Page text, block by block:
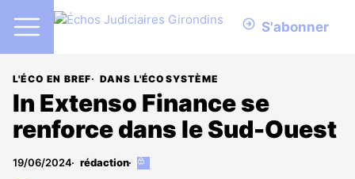
S'abonner
L'ÉCO EN BREF DANS L'ÉCOSYSTÈME
In Extenso Finance se
renforce dans le Sud-Ouest
19/06/2024 rédaction
Cet